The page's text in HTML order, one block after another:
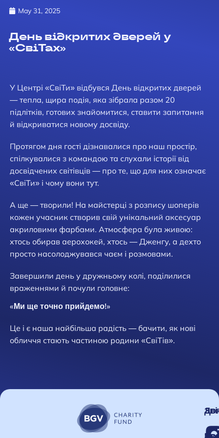
May 31, 2025
День відкритих дверей у
«СвіТах»
У Центрі «СвіТи» відбувся День відкритих дверей
— тепла, щира подія, яка зібрала разом 20
підлітків, готових знайомитися, ставити запитання
й відкриватися новому досвіду.
Протягом дня гості дізнавалися про наш простір,
спілкувалися з командою та слухали історії від
досвідчених світівців — про те, що для них означає
«СвіТи» і чому вони тут.
А ще — творили! На майстерці з розпису шоперів
кожен учасник створив свій унікальний аксесуар
акриловими фарбами. Атмосфера була живою:
хтось обирав аерохокей, хтось — Дженгу, а дехто
просто насолоджувався чаєм і розмовами.
Завершили день у дружньому колі, поділилися
враженнями й почули головне:
«Ми ще точно прийдемо!»
Це і є наша найбільша радість — бачити, як нові
обличчя стають частиною родини «СвіТів».